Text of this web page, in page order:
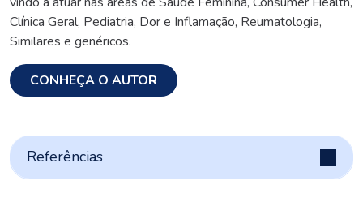
Clínica Geral, Pediatria, Dor e Inflamação, Reumatologia,
Similares e genéricos.
CONHEÇA O AUTOR
Referências